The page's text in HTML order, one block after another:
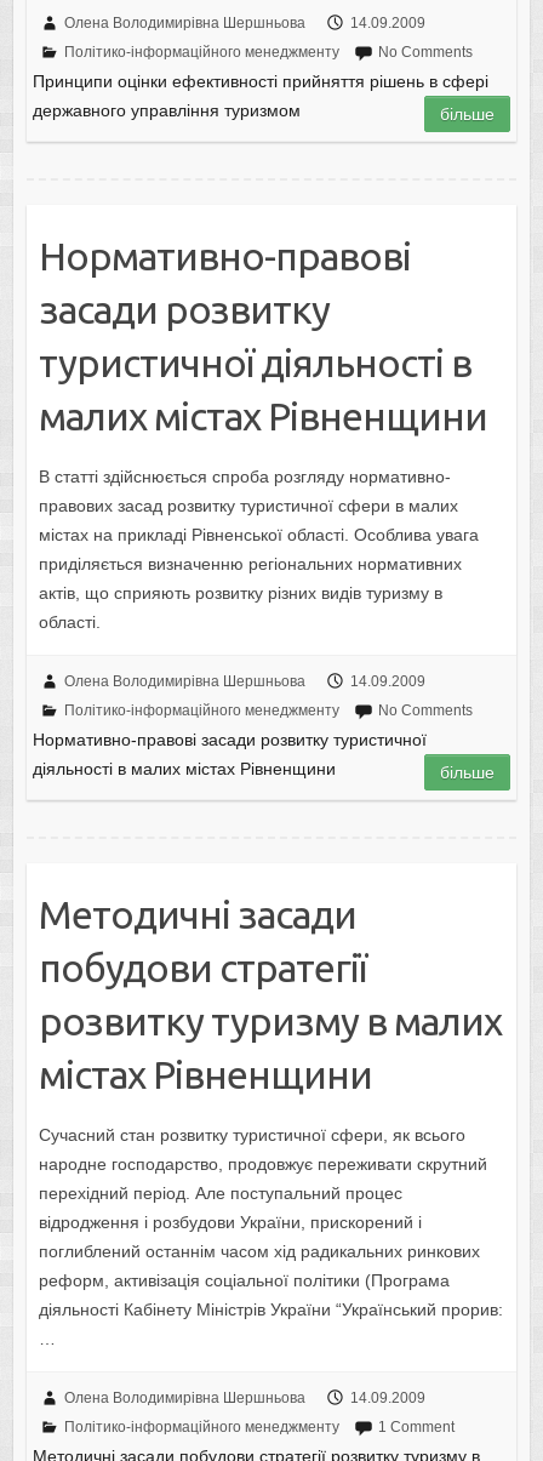
Олена Володимирівна Шершньова
14.09.2009
Політико-інформаційного менеджменту
No Comments
Принципи оцінки ефективності прийняття рішень в сфері
державного управління туризмом
більше
Нормативно-правові
засади розвитку
туристичної діяльності в
малих містах Рівненщини
В статті здійснюється спроба розгляду нормативно-
правових засад розвитку туристичної сфери в малих
містах на прикладі Рівненської області. Особлива увага
приділяється визначенню регіональних нормативних
актів, що сприяють розвитку різних видів туризму в
області.
Олена Володимирівна Шершньова
14.09.2009
Політико-інформаційного менеджменту
No Comments
Нормативно-правові засади розвитку туристичної
діяльності в малих містах Рівненщини
більше
Методичні засади
побудови стратегії
розвитку туризму в малих
містах Рівненщини
Сучасний стан розвитку туристичної сфери, як всього
народне господарство, продовжує переживати скрутний
перехідний період. Але поступальний процес
відродження і розбудови України, прискорений і
поглиблений останнім часом хід радикальних ринкових
реформ, активізація соціальної політики (Програма
діяльності Кабінету Міністрів України “Український прорив:
Олена Володимирівна Шершньова
14.09.2009
Політико-інформаційного менеджменту
1 Comment
Методичні засади побудови стратегії розвитку туризму в